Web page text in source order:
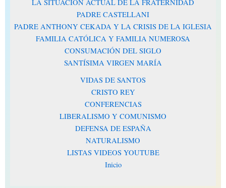
LA SITUACIÓN ACTUAL DE LA FRATERNIDAD
PADRE CASTELLANI
PADRE ANTHONY CEKADA Y LA CRISIS DE LA IGLESIA
FAMILIA CATÓLICA Y FAMILIA NUMEROSA
CONSUMACIÓN DEL SIGLO
SANTÍSIMA VIRGEN MARÍA
VIDAS DE SANTOS
CRISTO REY
CONFERENCIAS
LIBERALISMO Y COMUNISMO
DEFENSA DE ESPAÑA
NATURALISMO
LISTAS VIDEOS YOUTUBE
Inicio